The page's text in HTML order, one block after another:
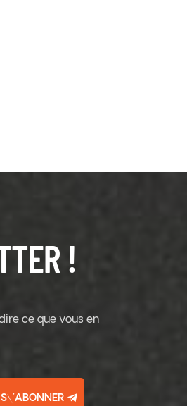
!
ce que vous en
S\'ABONNER